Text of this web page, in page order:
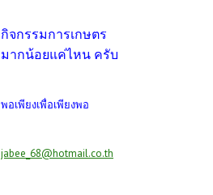
กิจกรรมการเกษตร
มากน้อยแค่ไหน ครับ
พอเพียงเพื่อเพียงพอ
jabee_68@hotmail.co.th